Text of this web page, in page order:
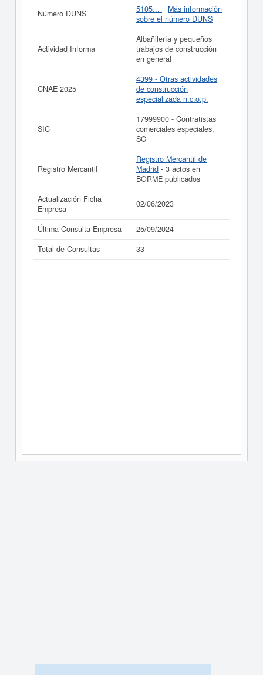
solicitar esta empresa las demás que estén
relacionadas. La empresaLMF 93 SAtiene un
patrimonio aproximado mayor de 60.000 €. Esta
empresa figura inscrita en el Registro Mercantil de
Madrid y tiene 3 actos inscritos en el BORME.
Si está interesado en conocer más datos de la empresa
acceder inmediatamente a este
Informe ampliado
de LMF 93 SA y consultar los
resultados de sus años de actividad, así como los
balances y cuentas de resultados disponibles.
La última actualización del informe de empresa se ha
realizado el 02/06/2023.
Número DUNS 5105...
Más información
sobre el número DUNS
Actividad Informa
Albañilería y pequeños
trabajos de construcción
en general
CNAE 2025
4399 - Otras actividades
de construcción
especializada n.c.o.p.
SIC
17999900 - Contratistas
comerciales especiales,
SC
Registro Mercantil
Registro Mercantil de
Madrid - 3 actos en
BORME publicados
Actualización Ficha
Empresa
02/06/2023
Última Consulta Empresa
25/09/2024
Total de Consultas
33